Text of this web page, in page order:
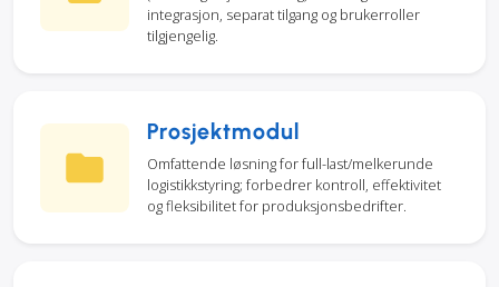
integrasjon, separat tilgang og brukerroller
tilgjengelig.
Prosjektmodul
Omfattende løsning for full-last/melkerunde
logistikkstyring; forbedrer kontroll, effektivitet
og fleksibilitet for produksjonsbedrifter.